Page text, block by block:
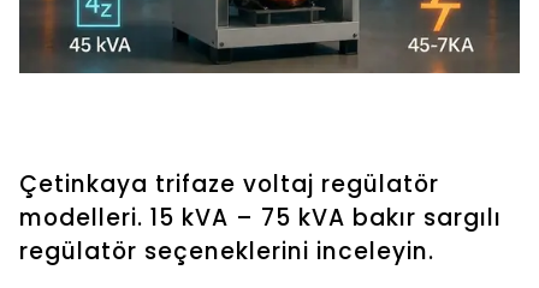
Çetinkaya trifaze voltaj regülatör
modelleri. 15 kVA – 75 kVA bakır sargılı
regülatör seçeneklerini inceleyin.